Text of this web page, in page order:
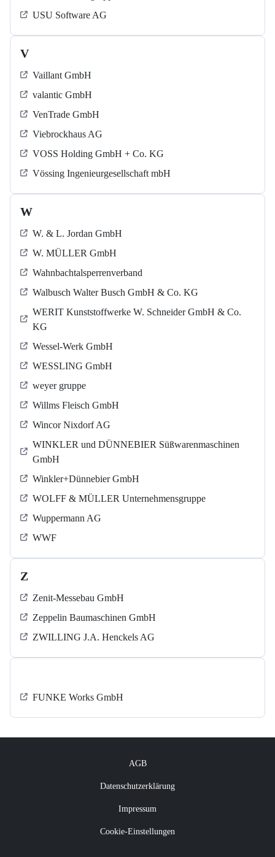
USU Software AG
V
Vaillant GmbH
valantic GmbH
VenTrade GmbH
Viebrockhaus AG
VOSS Holding GmbH + Co. KG
Vössing Ingenieurgesellschaft mbH
W
W. & L. Jordan GmbH
W. MÜLLER GmbH
Wahnbachtalsperrenverband
Walbusch Walter Busch GmbH & Co. KG
WERIT Kunststoffwerke W. Schneider GmbH & Co.
KG
Wessel-Werk GmbH
WESSLING GmbH
weyer gruppe
Willms Fleisch GmbH
Wincor Nixdorf AG
WINKLER und DÜNNEBIER Süßwarenmaschinen
GmbH
Winkler+Dünnebier GmbH
WOLFF & MÜLLER Unternehmensgruppe
Wuppermann AG
WWF
Z
Zenit-Messebau GmbH
Zeppelin Baumaschinen GmbH
ZWILLING J.A. Henckels AG
‍FUNKE Works GmbH
AGB
Datenschutzerklärung
Impressum
Cookie-Einstellungen